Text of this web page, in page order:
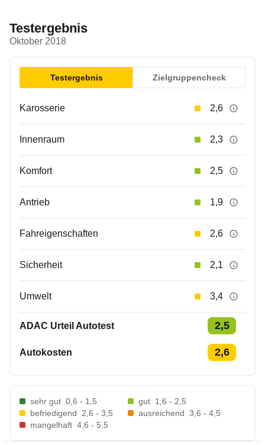
Testergebnis
Oktober 2018
Testergebnis Zielgruppencheck
Karosserie 2,6
Innenraum 2,3
Komfort 2,5
Antrieb 1,9
Fahreigenschaften 2,6
Sicherheit 2,1
Umwelt 3,4
ADAC Urteil Autotest 2,5
Autokosten 2,6
sehr gut 0,6 - 1,5 gut 1,6 - 2,5
befriedigend
2,6 - 3,5 ausreichend 3,6 - 4,5
mangelhaft 4,6 - 5,5